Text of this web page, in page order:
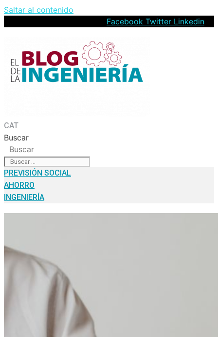
Saltar al contenido
Facebook Twitter Linkedin
CAT
Buscar
Buscar
PREVISIÓN SOCIAL
AHORRO
INGENIERÍA